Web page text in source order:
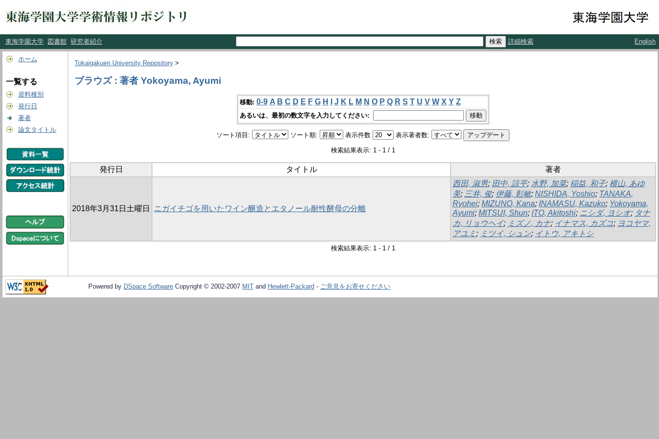
東海学園大学 図書館 研究者紹介 詳細検索 English
ホーム
一覧する
資料種別
発行日
著者
論文タイトル
Tokaigakuen University Repository >
ブラウズ : 著者 Yokoyama, Ayumi
移動: 0-9 A B C D E F G H J K L M N O P Q R S T U V W X Y Z
あるいは、最初の数文字を入力してください:
ソート項目: ソート順: 表示件数 表示著者数:
検索結果表示: 1 - 1 / 1
発行日 タイトル 著者
2018年3月31日土曜日 ニガイチゴを用いたワイン醸造とエタノール耐性酵母の分離
西田, 淑男; 田中, 諒平; 水野, 加菜; 稲益, 和子; 横山, あゆ
美; 三井, 俊; 伊藤, 彰敏; NISHIDA, Yoshio; TANAKA,
Ryohei; MIZUNO, Kana; INAMASU, Kazuko; Yokoyama,
Ayumi; MITSUI, Shun; ITO, Akitoshi; ニシダ, ヨシオ; タナ
カ, リョウヘイ; ミズノ, カナ; イナマス, カズコ; ヨコヤマ,
アユミ ; ミツイ, シュン; イトウ, アキトシ
検索結果表示: 1 - 1 / 1
Powered by DSpace Software Copyright © 2002-2007 MIT and Hewlett-Packard - ご意見をお寄せください